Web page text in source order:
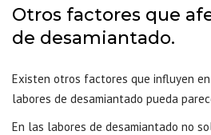
Otros factores que
de desamiantado.
Existen otros factores que influyen
labores de desamiantado pueda
En las labores de desamiantado no